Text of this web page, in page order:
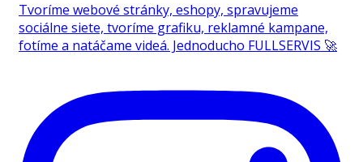
Tvoríme webové stránky, eshopy, spravujeme
sociálne siete, tvoríme grafiku, reklamné kampane,
fotíme a natáčame videá. Jednoducho FULLSERVIS 🚀